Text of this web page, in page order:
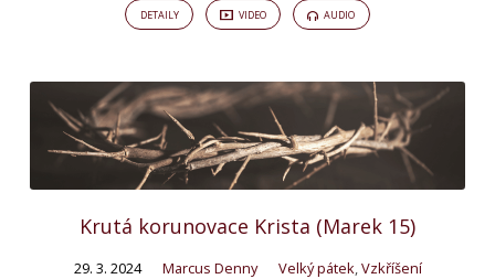
DETAILY VIDEO AUDIO
Krutá korunovace Krista (Marek 15)
29. 3. 2024 Marcus Denny Velký pátek,Vzkříšení